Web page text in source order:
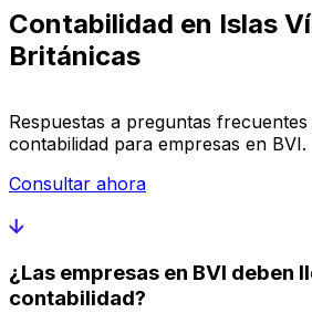
Contabilidad en Islas
Británicas
Respuestas a preguntas
contabilidad para empresas en BVI.
Consultar ahora
¿Las empresas en BVI deben
contabilidad?